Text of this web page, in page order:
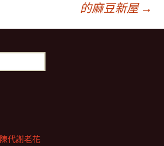
的麻豆新屋 →
代謝老花